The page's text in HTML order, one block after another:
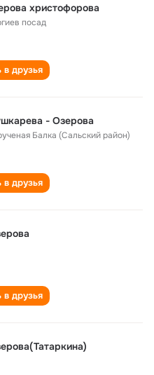
христофорова
посад
в друзья
- Озерова
Балка (Сальский район)
в друзья
в друзья